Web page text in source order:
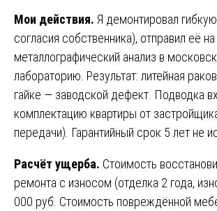
Мои действия. Я демонтировал
согласия собственника), отправил её на
металлографический анализ в
лабораторию. Результат: литейная
гайке — заводской дефект. Подводка
комплектацию квартиры от
передачи). Гарантийный срок 5 лет не
Расчёт ущерба. Стоимость
ремонта с износом (отделка 2 года,
000 руб. Стоимость повреждённой